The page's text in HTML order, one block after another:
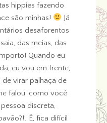
hippies fazendo
são minhas!
Já
desaforentos
das meias, das
Quando eu
eu vou em frente,
virar palhaça de
falou ‘como você
discreta,
É, fica difícil